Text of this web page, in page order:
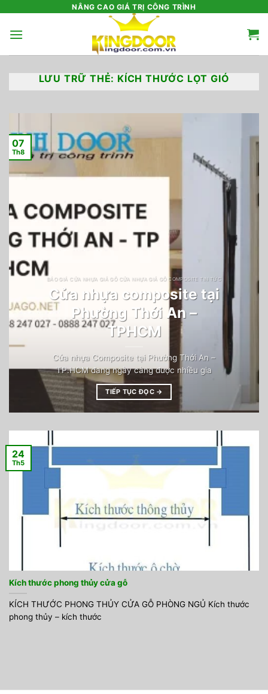
nội
NÂNG CAO GIÁ TRỊ CÔNG TRÌNH
LƯU TRỮ THẺ: KÍCH THƯỚC LỌT GIÓ
BÁO GIÁ CỬA NHỰA GIẢ GỖ CỬA NHỰA GIẢ GỖ COMPOSITE TIN TỨC
Cửa nhựa composite tại
Phường Thới An –
TPHCM
Cửa nhựa Composite tại Phường Thới An –
TP.HCM đang ngày càng được nhiều gia
TIẾP TỤC ĐỌC →
07
Th8
Kích thước phong thủy cửa gỗ
KÍCH THƯỚC PHONG THỦY CỬA GỖ PHÒNG NGỦ Kích thước
phong thủy – kích thước
24
Th5